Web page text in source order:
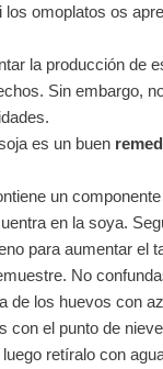
omoplatos os
la producción de
Sin embargo,
es un buen
un
en la soya.
para aumentar el
No
de los huevos con
con el punto de
retíralo con